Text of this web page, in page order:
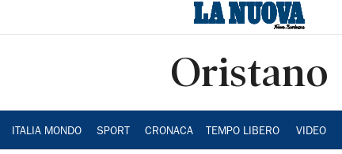
Oristano
ITALIA MONDO SPORT CRONACA TEMPO LIBERO VIDEO